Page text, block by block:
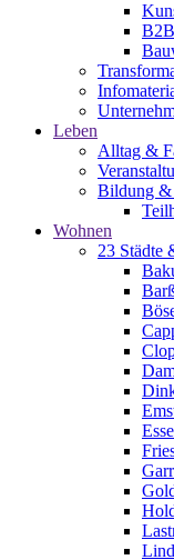
Leben
Alltag &
Bildung &
Wohnen
23 Städte